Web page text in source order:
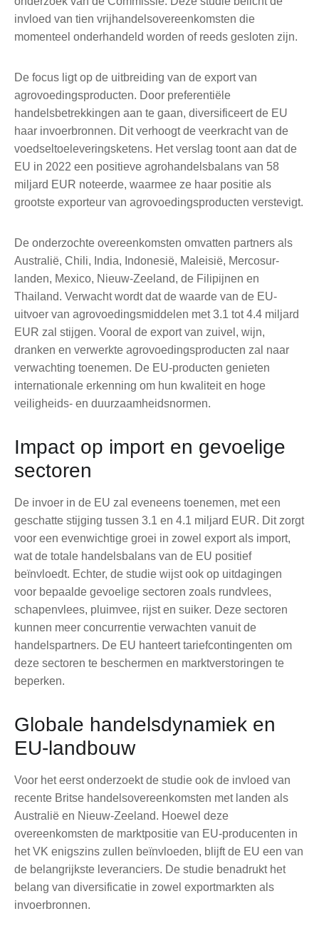
invloed van tien vrijhandelsovereenkomsten die
momenteel onderhandeld worden of reeds gesloten zijn.
De focus ligt op de uitbreiding van de export van
agrovoedingsproducten. Door preferentiële
handelsbetrekkingen aan te gaan, diversificeert de EU
haar invoerbronnen. Dit verhoogt de veerkracht van de
voedseltoeleveringsketens. Het verslag toont aan dat de
EU in 2022 een positieve agrohandelsbalans van 58
miljard EUR noteerde, waarmee ze haar positie als
grootste exporteur van agrovoedingsproducten verstevigt.
De onderzochte overeenkomsten omvatten partners als
Australië, Chili, India, Indonesië, Maleisië, Mercosur-
landen, Mexico, Nieuw-Zeeland, de Filipijnen en
Thailand. Verwacht wordt dat de waarde van de EU-
uitvoer van agrovoedingsmiddelen met 3.1 tot 4.4 miljard
EUR zal stijgen. Vooral de export van zuivel, wijn,
dranken en verwerkte agrovoedingsproducten zal naar
verwachting toenemen. De EU-producten genieten
internationale erkenning om hun kwaliteit en hoge
veiligheids- en duurzaamheidsnormen.
Impact op import en gevoelige
sectoren
De invoer in de EU zal eveneens toenemen, met een
geschatte stijging tussen 3.1 en 4.1 miljard EUR. Dit zorgt
voor een evenwichtige groei in zowel export als import,
wat de totale handelsbalans van de EU positief
beïnvloedt. Echter, de studie wijst ook op uitdagingen
voor bepaalde gevoelige sectoren zoals rundvlees,
schapenvlees, pluimvee, rijst en suiker. Deze sectoren
kunnen meer concurrentie verwachten vanuit de
handelspartners. De EU hanteert tariefcontingenten om
deze sectoren te beschermen en marktverstoringen te
beperken.
Globale handelsdynamiek en
EU-landbouw
Voor het eerst onderzoekt de studie ook de invloed van
recente Britse handelsovereenkomsten met landen als
Australië en Nieuw-Zeeland. Hoewel deze
overeenkomsten de marktpositie van EU-producenten in
het VK enigszins zullen beïnvloeden, blijft de EU een van
de belangrijkste leveranciers. De studie benadrukt het
belang van diversificatie in zowel exportmarkten als
invoerbronnen.